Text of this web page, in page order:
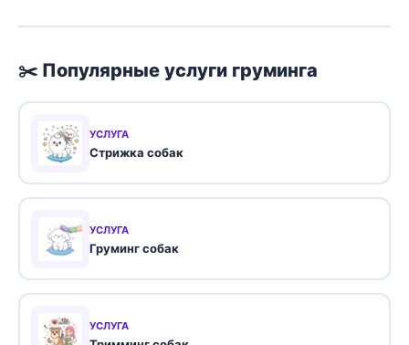
✂️ Популярные услуги груминга
УСЛУГА
Стрижка собак
УСЛУГА
Груминг собак
УСЛУГА